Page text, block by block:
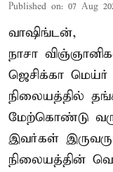
Published on: 07 Aug
வாஷிங்டன்,
நாசா
ஜெசிக்கா
நிலையத்தில்
மேற்கொண்டு
இவர்கள்
நிலையத்தின்